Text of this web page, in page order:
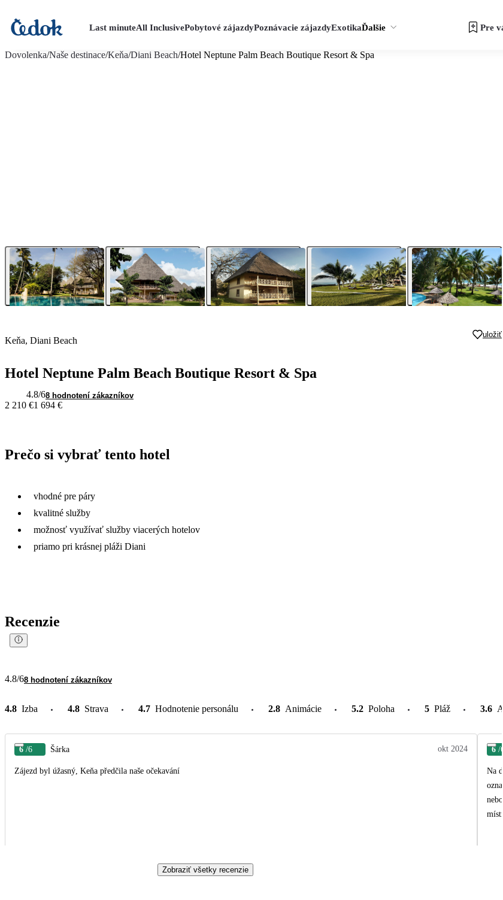
Last minuteAll InclusivePobytové zájazdyPoznávacie zájazdyExotikaĎalšie Pre
Dovolenka/Naše destinace/Keňa/Diani Beach/Hotel Neptune Palm Beach Boutique Resort & Spa
Keňa, Diani Beach
uložiť
Hotel Neptune Palm Beach Boutique Resort & Spa
4.8/68 hodnotení zákazníkov
2 210 €1 694 €
Prečo si vybrať tento hotel
vhodné pre páry
kvalitné služby
možnosť využívať služby viacerých hotelov
priamo pri krásnej pláži Diani
Recenzie
4.8/68 hodnotení zákazníkov
4.8 Izba 4.8 Strava 4.7 Hodnotenie personálu 2.8 Animácie 5.2 Poloha 5 Pláž 3.6
6 /6 Šárka okt 2024
Zájezd byl úžasný, Keňa předčila naše očekavání
6 /6
Na
Zobraziť všetky recenzie